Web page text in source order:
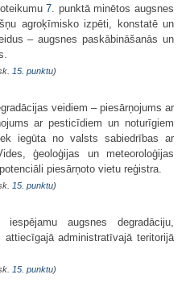
7. punktā minētos augsnes
agroķīmisko izpēti, konstatē un
– augsnes paskābināšanās un
15. punktu)
veidiem – piesārņojums ar
ar pesticīdiem un noturīgiem
iegūta no valsts sabiedrības ar
ģeoloģijas un meteoroloģijas
piesārņoto vietu reģistra.
15. punktu)
augsnes degradāciju,
administratīvajā teritorijā
15. punktu)